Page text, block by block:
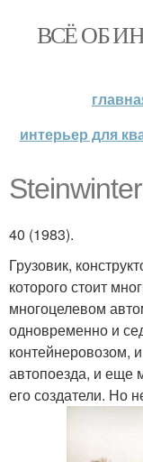
ВСЁ ОБ
интерьер для
40 (1983).
Грузовик,
которого стоит
многоцелевом
одновременно и
контейнеровозом,
автопоезда, и еще
его создатели. Но